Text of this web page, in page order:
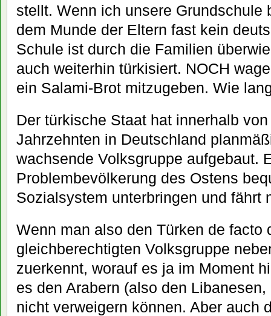
stellt. Wenn ich unsere Grundschule
dem Munde der Eltern fast kein
Schule ist durch die Familien
auch weiterhin türkisiert. NOCH
ein Salami-Brot mitzugeben. Wie
Der türkische Staat hat innerhalb
Jahrzehnten in Deutschland
wachsende Volksgruppe aufgebaut.
Problembevölkerung des Ostens
Sozialsystem unterbringen und fährt
Wenn man also den Türken de facto
gleichberechtigten Volksgruppe
zuerkennt, worauf es ja im Moment
es den Arabern (also den
nicht verweigern können. Aber auch